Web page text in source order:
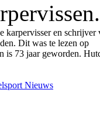
karpervisser en schrijver
Dit was te lezen op
is 73 jaar geworden.
Nieuws